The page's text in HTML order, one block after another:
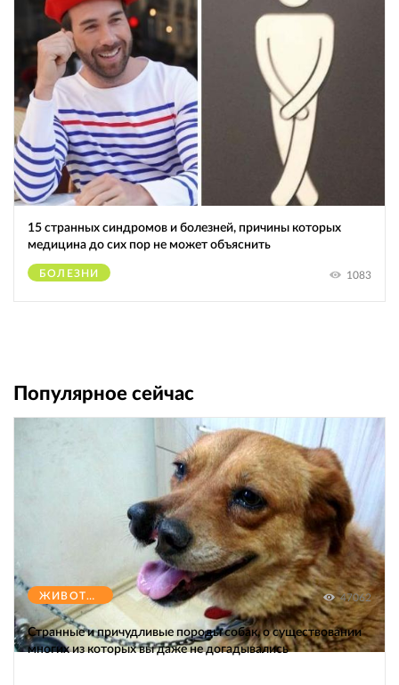
15 странных синдромов и болезней, причины которых
медицина до сих пор не может объяснить
БОЛЕЗНИ 1083
Популярное сейчас
ЖИВОТНЫЕ 47062
Странные и причудливые породы собак, о существовании
многих из которых вы даже не догадывались